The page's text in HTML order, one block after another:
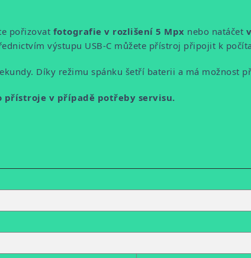
pořizovat fotografie v rozlišení 5 Mpx nebo natáčet
výstupu USB-C můžete přístroj připojit k
Díky režimu spánku šetří baterii a má možnost
přístroje v případě potřeby servisu.